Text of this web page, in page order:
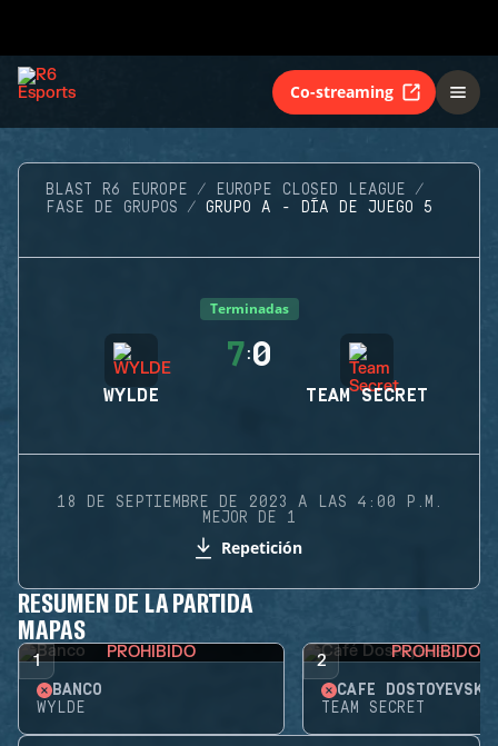
Co-streaming
BLAST R6 EUROPE
EUROPE CLOSED LEAGUE
FASE DE GRUPOS
GRUPO A - DÍA DE JUEGO 5
Terminadas
WYLDE
7:0
TEAM SECRET
18 DE SEPTIEMBRE DE 2023 A LAS 4:00 P.M.
MEJOR DE 1
Repetición
RESUMEN DE LA PARTIDA
MAPAS
1 PROHIBIDO
BANCO
WYLDE
2 PROHIBIDO
CAFÉ DOSTOYEVSKY
TEAM SECRET